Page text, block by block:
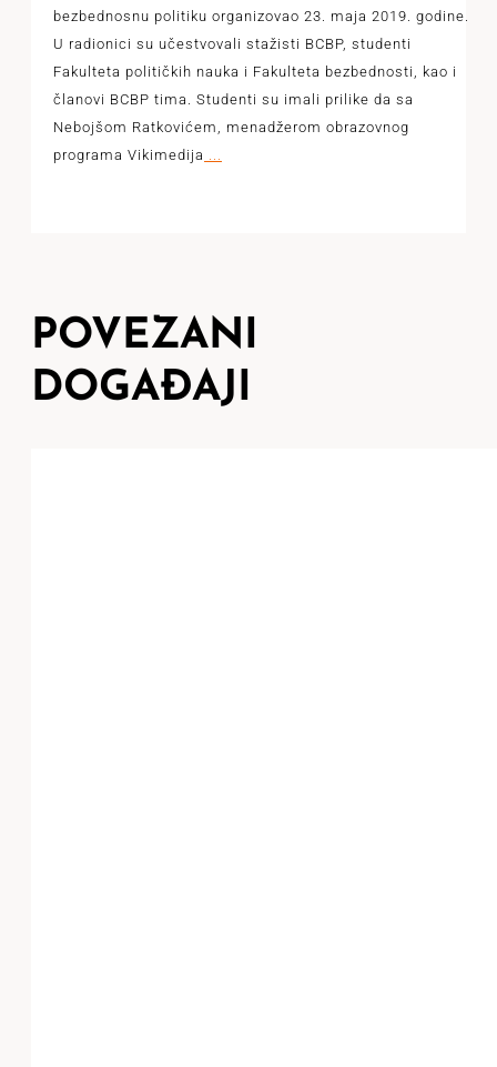
bezbednosnu politiku organizovao 23. maja 2019. godine.
U radionici su učestvovali stažisti BCBP, studenti
Fakulteta političkih nauka i Fakulteta bezbednosti, kao i
članovi BCBP tima. Studenti su imali prilike da sa
Nebojšom Ratkovićem, menadžerom obrazovnog
programa Vikimedija ...
POVEZANI
DOGAĐAJI